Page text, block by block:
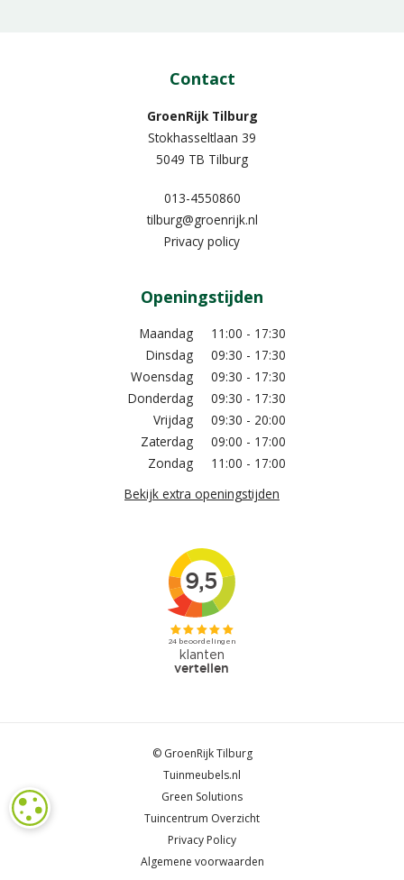
Contact
GroenRijk Tilburg
Stokhasseltlaan 39
5049 TB Tilburg
013-4550860
tilburg@groenrijk.nl
Privacy policy
Openingstijden
Maandag
11:00 - 17:30
Dinsdag
09:30 - 17:30
Woensdag
09:30 - 17:30
Donderdag
09:30 - 17:30
Vrijdag
09:30 - 20:00
Zaterdag
09:00 - 17:00
Zondag
11:00 - 17:00
Bekijk extra openingstijden
© GroenRijk Tilburg
Tuinmeubels.nl
Green Solutions
Tuincentrum Overzicht
Privacy Policy
Algemene voorwaarden
COOKIE-INSTELLINGEN